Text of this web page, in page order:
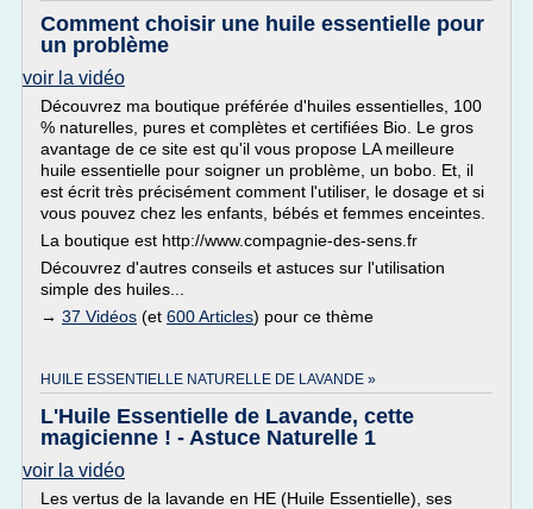
Comment choisir une huile essentielle pour
un problème
voir la vidéo
Découvrez ma boutique préférée d'huiles essentielles, 100
% naturelles, pures et complètes et certifiées Bio. Le gros
avantage de ce site est qu'il vous propose LA meilleure
huile essentielle pour soigner un problème, un bobo. Et, il
est écrit très précisément comment l'utiliser, le dosage et si
vous pouvez chez les enfants, bébés et femmes enceintes.
La boutique est http://www.compagnie-des-sens.fr
Découvrez d'autres conseils et astuces sur l'utilisation
simple des huiles...
→ 37 Vidéos (et 600 Articles) pour ce thème
HUILE ESSENTIELLE NATURELLE DE LAVANDE »
L'Huile Essentielle de Lavande, cette
magicienne ! - Astuce Naturelle 1
voir la vidéo
Les vertus de la lavande en HE (Huile Essentielle), ses